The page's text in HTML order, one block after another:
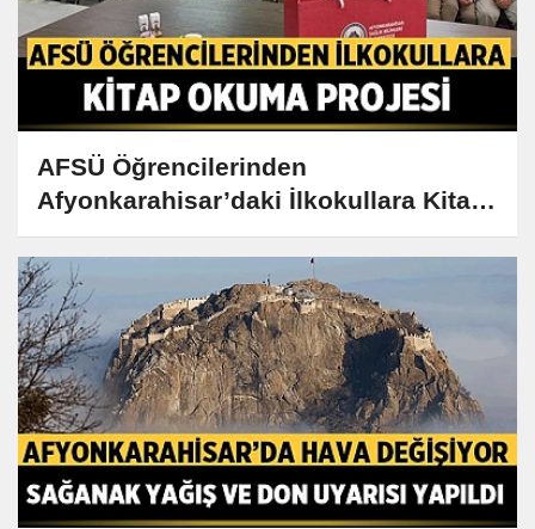
AFSÜ Öğrencilerinden
Afyonkarahisar’daki İlkokullara Kitap
Okuma Projesi